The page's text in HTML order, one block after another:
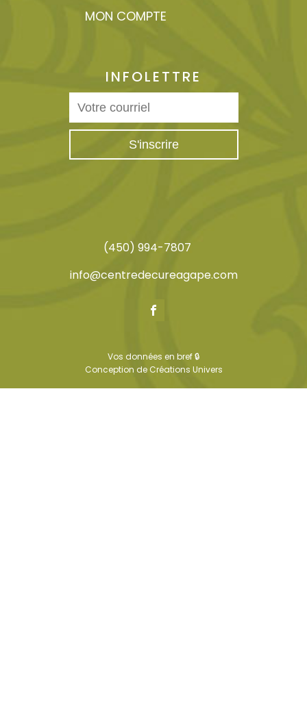
MON COMPTE
INFOLETTRE
(450) 994-7807
info@centredecureagape.com
Vos données en bref 🔒
Conception deCréations Univers